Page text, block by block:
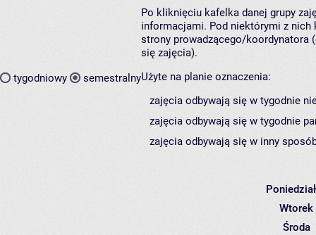
tygodniowy semestralny
Po kliknięciu kafelka danej grupy
informacjami. Pod niektórymi z nich
strony prowadzącego/koordynatora
się zajęcia).
Użyte na planie oznaczenia:
zajęcia odbywają się w tygodnie
zajęcia odbywają się w tygodnie
zajęcia odbywają się w inny
Wtorek
Środa